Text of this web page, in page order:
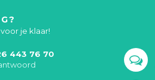
je klaar!
443 76 70